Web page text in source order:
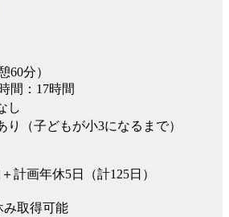
60分）
間：17時間
し
（子どもが小3になるまで）
計画年休5日（計125日）
取得可能